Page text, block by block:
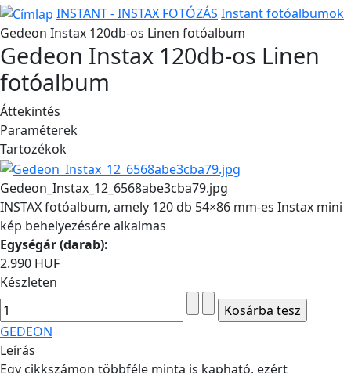
INSTANT - INSTAX FOTÓZÁS Instant fotóalbumok
Gedeon Instax 120db-os Linen fotóalbum
Gedeon Instax 120db-os Linen
fotóalbum
Áttekintés
Paraméterek
Tartozékok
Gedeon_Instax_12_6568abe3cba79.jpg
INSTAX fotóalbum, amely 120 db 54×86 mm-es Instax mini
kép behelyezésére alkalmas
Egységár (darab):
2.990 HUF
Készleten
GEDEON
Leírás
Egy cikkszámon többféle minta is kapható, ezért